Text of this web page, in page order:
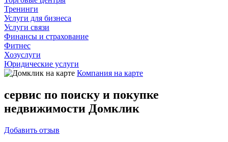
Тренинги
Услуги для бизнеса
Услуги связи
Финансы и страхование
Фитнес
Хозуслуги
Юридические услуги
Компания на карте
сервис по поиску и покупке
недвижимости Домклик
Добавить отзыв